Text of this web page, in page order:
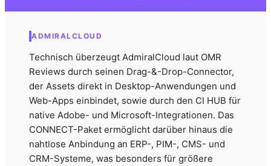
ADMIRALCLOUD
Technisch überzeugt AdmiralCloud laut OMR
Reviews durch seinen Drag-&-Drop-Connector,
der Assets direkt in Desktop-Anwendungen und
Web-Apps einbindet, sowie durch den CI HUB für
native Adobe- und Microsoft-Integrationen. Das
CONNECT-Paket ermöglicht darüber hinaus die
nahtlose Anbindung an ERP-, PIM-, CMS- und
CRM-Systeme, was besonders für größere